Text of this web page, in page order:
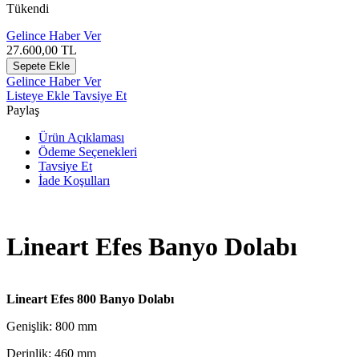
Tükendi
Gelince Haber Ver
27.600,00 TL
Sepete Ekle
Gelince Haber Ver
Listeye Ekle Tavsiye Et
Paylaş
Ürün Açıklaması
Ödeme Seçenekleri
Tavsiye Et
İade Koşulları
Lineart Efes Banyo Dolabı
Lineart Efes 800 Banyo Dolabı
Genişlik: 800 mm
Derinlik: 460 mm